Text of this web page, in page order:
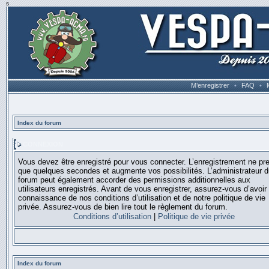
s
M’enregistrer • FAQ •
Index du forum
Vous devez être enregistré pour vous connecter. L’enregistrement ne
que quelques secondes et augmente vos possibilités. L’administrateur
forum peut également accorder des permissions additionnelles aux
utilisateurs enregistrés. Avant de vous enregistrer, assurez-vous d’avoir
connaissance de nos conditions d’utilisation et de notre politique de vie
privée. Assurez-vous de bien lire tout le règlement du forum.
Conditions d’utilisation
Politique de vie privée
Index du forum